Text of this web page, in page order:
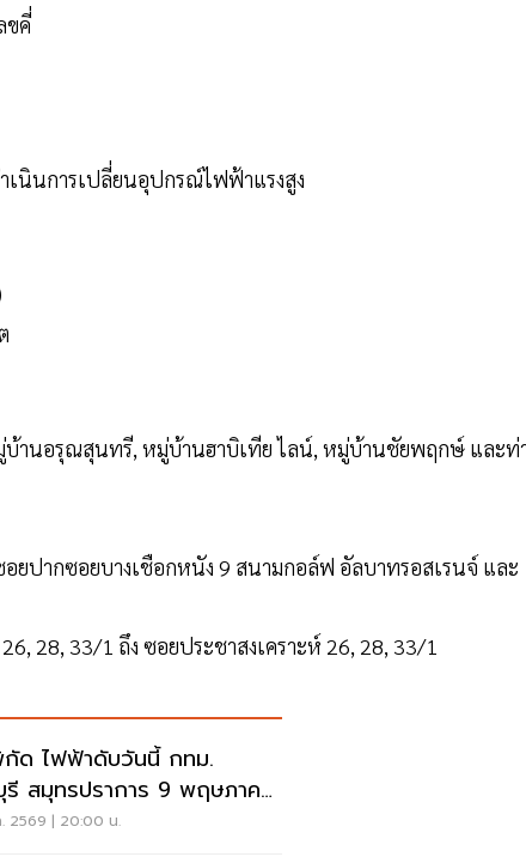
ขคี่
เนินการเปลี่ยนอุปกรณ์ไฟฟ้าแรงสูง
บ้านอรุณสุนทรี, หมู่บ้านฮาบิเทีย ไลน์, หมู่บ้านชัยพฤกษ์ และท่
ยปากซอยบางเชือกหนัง 9 สนามกอล์ฟ อัลบาทรอสเรนจ์ และ
28, 33/1 ถึง ซอยประชาสงเคราะห์ 26, 28, 33/1
กัด ไฟฟ้าดับวันนี้ กทม.
รี สมุทรปราการ 9 พฤษภาคม
2569 | 20:00 น.